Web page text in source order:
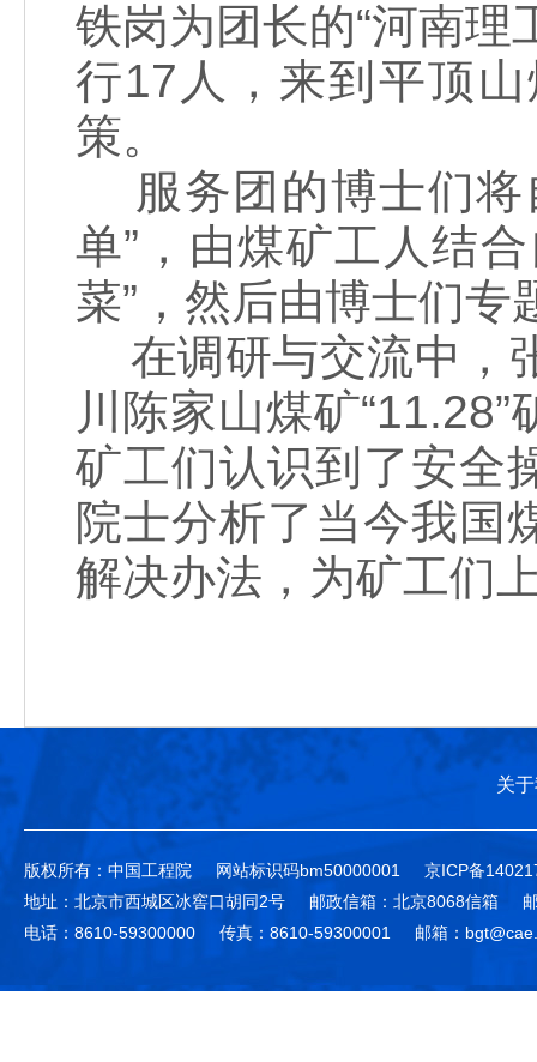
铁岗为团长的“河南理
行17人，来到平顶
策。
服务团的博士们将
单”，由煤矿工人结
菜”，然后由博士们专
在调研与交流中，
川陈家山煤矿
矿工们认识到了安全
院士分析了当今我国
解决办法，为矿工们
关
版权所有：中国工程院 网站标识码bm50000001
京ICP备
地址：北京市西城区冰窖口胡同2号
邮政信箱：北京8068信箱
电话：8610-59300000
传真：8610-59300001 邮箱：